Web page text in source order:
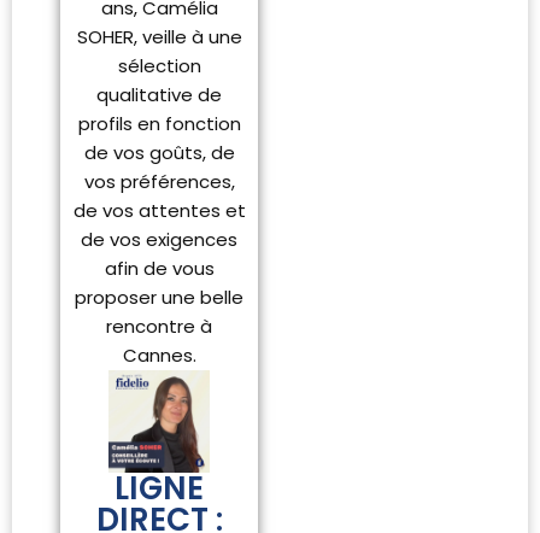
ans, Camélia
SOHER, veille à une
sélection
qualitative de
profils en fonction
de vos goûts, de
vos préférences,
de vos attentes et
de vos exigences
afin de vous
proposer une belle
rencontre à
Cannes.
LIGNE
DIRECT :